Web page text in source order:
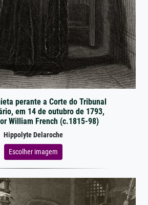
perante a Corte do Tribunal
em 14 de outubro de 1793,
William French (c.1815-98)
Hippolyte Delaroche
Escolher imagem